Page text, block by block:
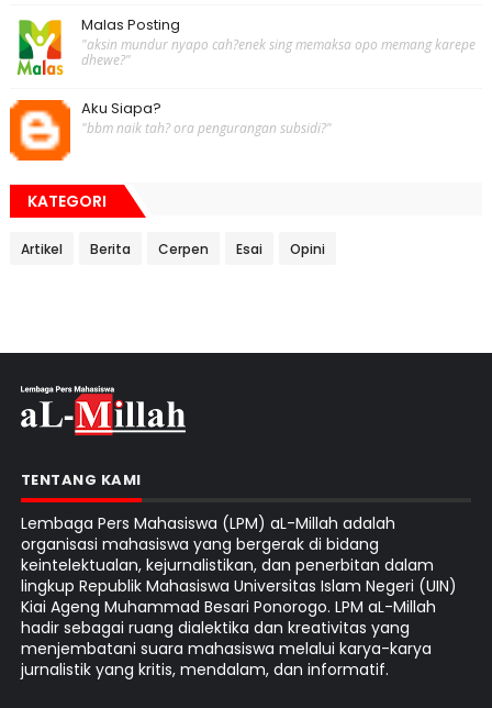
Malas Posting
"aksin mundur nyapo cah?enek sing memaksa opo memang karepe
dhewe?"
Aku Siapa?
"bbm naik tah? ora pengurangan subsidi?"
KATEGORI
Artikel Berita Cerpen Esai Opini
TENTANG KAMI
Lembaga Pers Mahasiswa (LPM) aL-Millah adalah
organisasi mahasiswa yang bergerak di bidang
keintelektualan, kejurnalistikan, dan penerbitan dalam
lingkup Republik Mahasiswa Universitas Islam Negeri (UIN)
Kiai Ageng Muhammad Besari Ponorogo. LPM aL-Millah
hadir sebagai ruang dialektika dan kreativitas yang
menjembatani suara mahasiswa melalui karya-karya
jurnalistik yang kritis, mendalam, dan informatif.